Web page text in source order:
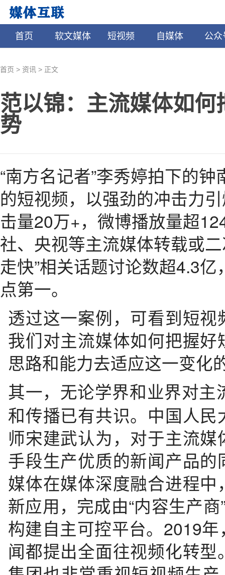
首页 软文媒体 短视频 自媒体 公众
首页 > 资讯 > 正文
范以锦：主流媒体如
势
“南方名记者”李秀婷拍下的
的短视频，以强劲的冲击力
击量20万+，微博播放量超
社、央视等主流媒体转载或
走快”相关话题讨论数超4.3
点第一。
透过这一案例，可看到短
我们对主流媒体如何把握
思路和能力去适应这一变
其一，无论学界和业界对主
和传播已有共识。中国人
师宋建武认为，对于主流
手段生产优质的新闻产品
媒体在媒体深度融合进程
新应用，完成由“内容生产
构建自主可控平台。2019
闻都提出全面往视频化转